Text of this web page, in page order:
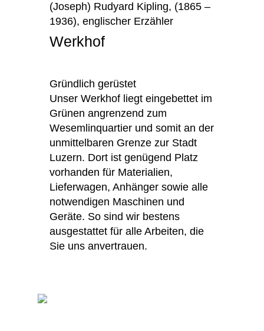
(Joseph) Rudyard Kipling, (1865 –
1936), englischer Erzähler
Werkhof
Gründlich gerüstet
Unser Werkhof liegt eingebettet im
Grünen angrenzend zum
Wesemlinquartier und somit an der
unmittelbaren Grenze zur Stadt
Luzern. Dort ist genügend Platz
vorhanden für Materialien,
Lieferwagen, Anhänger sowie alle
notwendigen Maschinen und
Geräte. So sind wir bestens
ausgestattet für alle Arbeiten, die
Sie uns anvertrauen.